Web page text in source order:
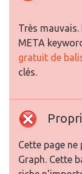
Très
META
gratuit de
clés.
Cette page
Graph. Cette